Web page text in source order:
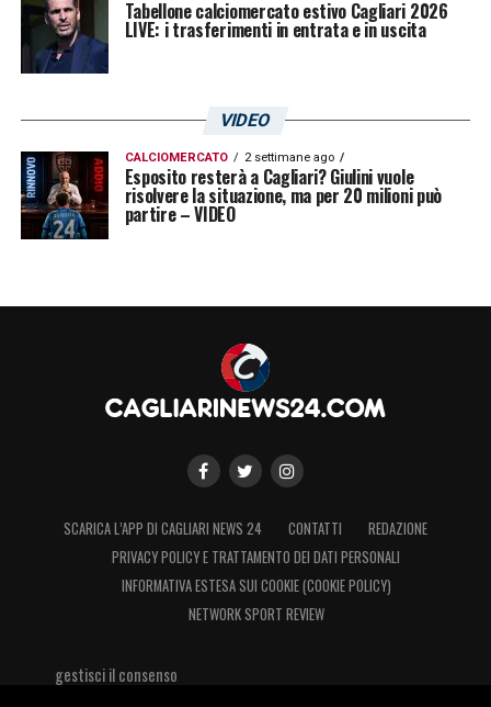
Tabellone calciomercato estivo Cagliari 2026
LIVE: i trasferimenti in entrata e in uscita
VIDEO
CALCIOMERCATO 2 settimane ago
Esposito resterà a Cagliari? Giulini vuole
risolvere la situazione, ma per 20 milioni può
partire – VIDEO
SCARICA L’APP DI CAGLIARI NEWS 24 CONTATTI
REDAZIONE
PRIVACY POLICY E TRATTAMENTO DEI DATI PERSONALI
INFORMATIVA ESTESA SUI COOKIE (COOKIE POLICY)
NETWORK SPORT REVIEW
gestisci il consenso